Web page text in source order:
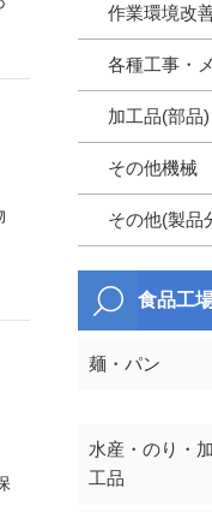
作業環境改
各種工事・
加工品(部品)
その他機械
その他(製品
食品工
麺・パン
水産・のり・加
工品